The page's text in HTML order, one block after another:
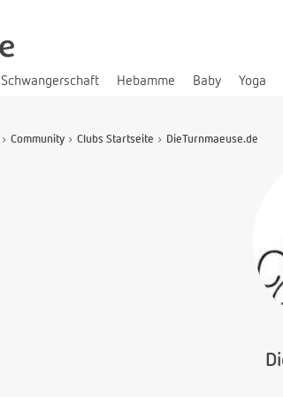
Schwangerschaft Hebamme Baby Yoga
Community Clubs Startseite DieTurnmaeuse.de